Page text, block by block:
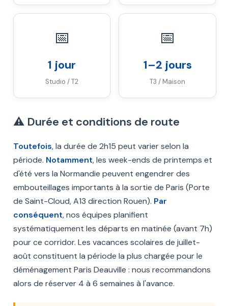
📅
1 jour
Studio / T2
📅
1–2 jours
T3 / Maison
⚠️ Durée et conditions de route
Toutefois, la durée de 2h15 peut varier selon la
période. Notamment, les week-ends de printemps et
d'été vers la Normandie peuvent engendrer des
embouteillages importants à la sortie de Paris (Porte
de Saint-Cloud, A13 direction Rouen). Par
conséquent, nos équipes planifient
systématiquement les départs en matinée (avant 7h)
pour ce corridor. Les vacances scolaires de juillet-
août constituent la période la plus chargée pour le
déménagement Paris Deauville : nous recommandons
alors de réserver 4 à 6 semaines à l'avance.